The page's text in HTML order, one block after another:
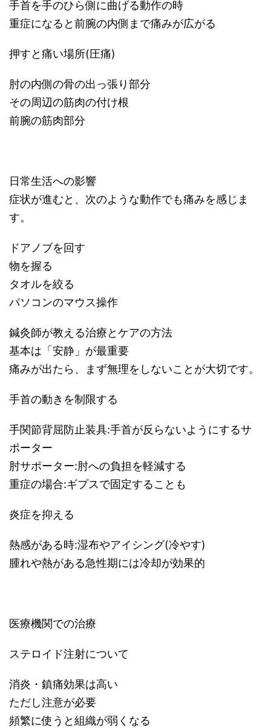
手首を手のひら側に曲げる動作の時
重症になると前腕の内側まで痛みが広がる
押すと痛い場所(圧痛)
肘の内側の骨の出っ張り部分
その周辺の筋肉の付け根
前腕の筋肉部分
日常生活への影響
症状が進むと、次のような動作でも痛みを感じま
す。
ドアノブを回す
物を握る
タオルを絞る
パソコンのマウス操作
鍼灸師が教える治療とケアの方法
基本は「安静」が最重要
痛みが出たら、まず無理をしないことが大切です。
手首の動きを制限する
手関節背屈防止装具:手首が反らないようにするサ
ポーター
肘サポーター:肘への負担を軽減する
重症の場合:ギプスで固定することも
炎症を抑える
熱感がある時:湿布やアイシング(冷やす)
腫れや熱がある急性期には冷却が効果的
医療機関での治療
ステロイド注射について
消炎・鎮痛効果は高い
ただし注意が必要
頻繁に使うと組織が弱くなる